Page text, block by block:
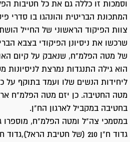
וסמכות זו כללה גם את כל חטיבות
המתכונת הבריטית והונהגו בו סדרי
צוות הפיקוד הראשוני של החייל
שרכשו את ניסיונן הפיקודי בצבא
של מטה הפלמ"ח, שנאבק על קיום
הוא גילה התנגדות נמרצת לניסיונות
ליחידות הנשים שלו ועמד בתוקף על
מטה החטיבה. כן יזם מטה הפלמ"ח
בחטיבה במקביל לארגון הח"ן.
במסמכי צה"ל ומטה הפלמ"ח, מוספרו